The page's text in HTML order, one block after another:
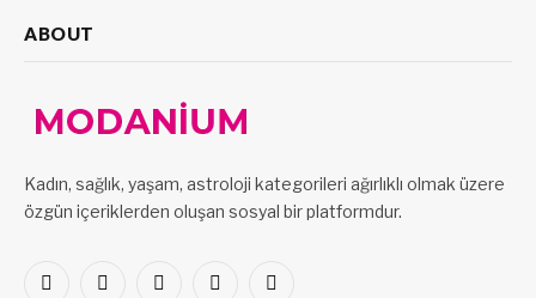
ABOUT
Kadın, sağlık, yaşam, astroloji kategorileri ağırlıklı olmak üzere
özgün içeriklerden oluşan sosyal bir platformdur.